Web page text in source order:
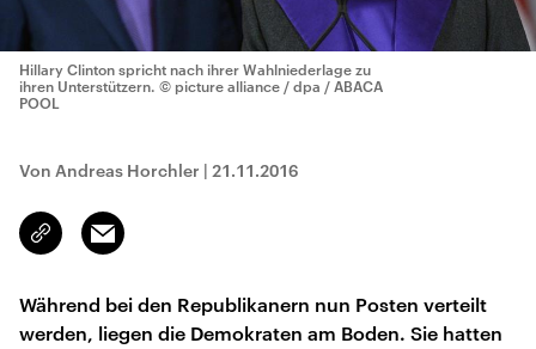
Hillary Clinton spricht nach ihrer Wahlniederlage zu
ihren Unterstützern. © picture alliance / dpa / ABACA
POOL
Von Andreas Horchler | 21.11.2016
Link
kopieren/teilen
Email
Während bei den Republikanern nun Posten verteilt
werden, liegen die Demokraten am Boden. Sie hatten